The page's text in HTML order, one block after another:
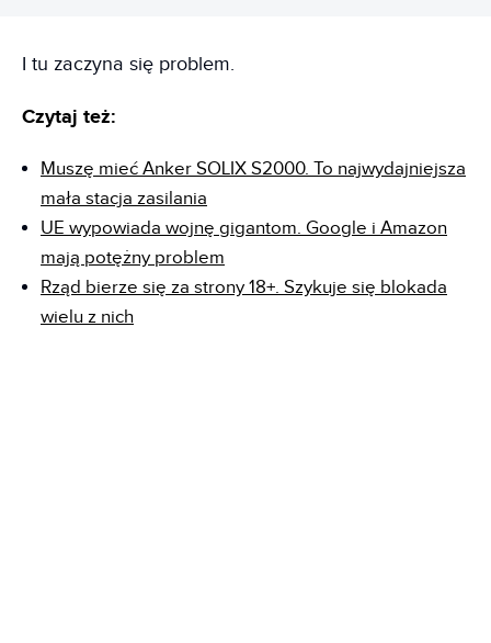
I tu zaczyna się problem.
Czytaj też:
Muszę mieć Anker SOLIX S2000. To najwydajniejsza
mała stacja zasilania
UE wypowiada wojnę gigantom. Google i Amazon
mają potężny problem
Rząd bierze się za strony 18+. Szykuje się blokada
wielu z nich